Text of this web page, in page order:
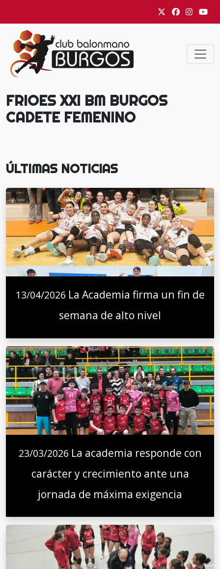
FRIOES XXI BM BURGOS
CADETE FEMENINO
ÚLTIMAS NOTICIAS
13/04/2026 La Academia firma un fin de
semana de alto nivel
23/03/2026 La academia responde con
carácter y crecimiento ante una
jornada de máxima exigencia